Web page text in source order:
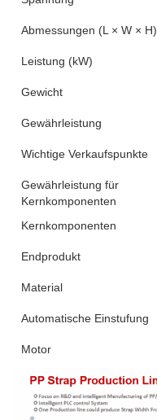
Abmessungen (L × W × H)
Leistung (kW)
Gewicht
Gewährleistung
Wichtige Verkaufspunkte
Gewährleistung für
Kernkomponenten
Kernkomponenten
Endprodukt
Material
Automatische Einstufung
Motor